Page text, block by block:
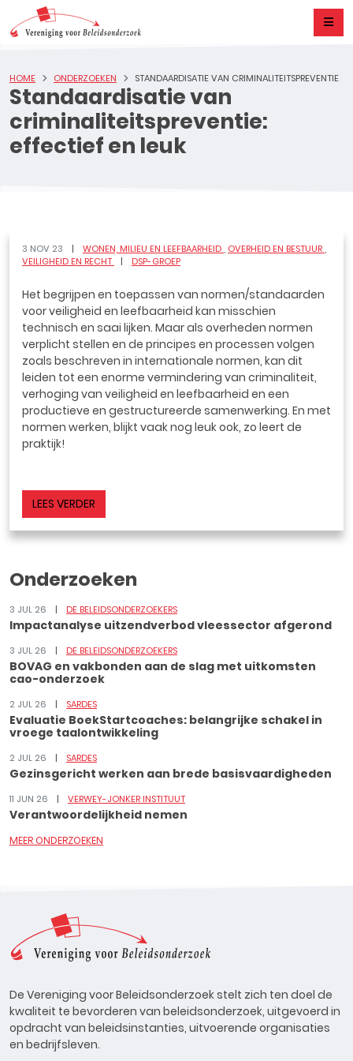
Standaardisatie van
criminaliteitspreventie:
effectief en leuk
HOME ONDERZOEKEN STANDAARDISATIE VAN CRIMINALITEITSPREVENTIE
3 NOV 23 WONEN, MILIEU EN LEEFBAARHEID OVERHEID EN BESTUUR
VEILIGHEID EN RECHT
DSP-GROEP
Het begrijpen en toepassen van normen/standaarden
voor veiligheid en leefbaarheid kan misschien
technisch en saai lijken. Maar als overheden normen
verplicht stellen en de principes en processen volgen
zoals beschreven in internationale normen, kan dit
leiden tot een enorme vermindering van criminaliteit,
verhoging van veiligheid en leefbaarheid en een
productieve en gestructureerde samenwerking. En met
normen werken, blijkt vaak nog leuk ook, zo leert de
praktijk!
LEES VERDER
Onderzoeken
3 JUL 26 DE BELEIDSONDERZOEKERS
Impactanalyse uitzendverbod vleessector afgerond
3 JUL 26 DE BELEIDSONDERZOEKERS
BOVAG en vakbonden aan de slag met uitkomsten
cao-onderzoek
2 JUL 26 SARDES
Evaluatie BoekStartcoaches: belangrijke schakel in
vroege taalontwikkeling
2 JUL 26 SARDES
Gezinsgericht werken aan brede basisvaardigheden
11 JUN 26 VERWEY-JONKER INSTITUUT
Verantwoordelijkheid nemen
MEER ONDERZOEKEN
De Vereniging voor Beleidsonderzoek stelt zich ten doel de
kwaliteit te bevorderen van beleidsonderzoek, uitgevoerd in
opdracht van beleidsinstanties, uitvoerende organisaties
en bedrijfsleven.